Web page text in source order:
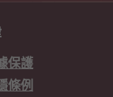
保護
條例